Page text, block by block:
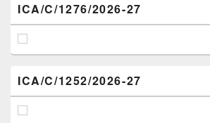
ICA/C/1276/2026-27
ICA/C/1252/2026-27